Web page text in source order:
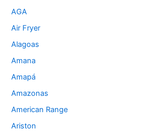
AGA
Air Fryer
Alagoas
Amana
Amapá
Amazonas
American Range
Ariston